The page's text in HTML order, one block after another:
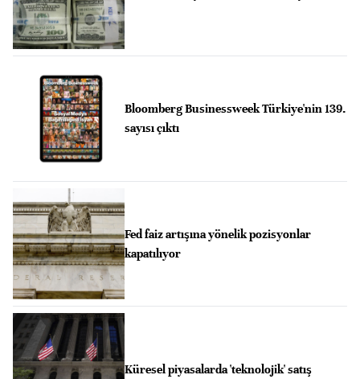
Bloomberg Businessweek Türkiye'nin 139.
sayısı çıktı
Fed faiz artışına yönelik pozisyonlar
kapatılıyor
Küresel piyasalarda 'teknolojik' satış